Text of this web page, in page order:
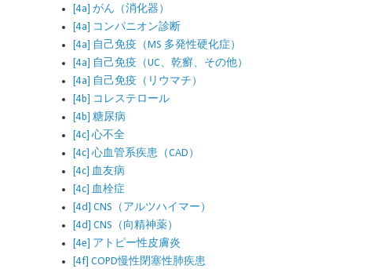
[4a] がん（消化器）
[4a] コンパニオン診断
[4a] 自己免疫（MS 多発性硬化症）
[4a] 自己免疫（UC、乾癬、その他）
[4a] 自己免疫（リウマチ）
[4b] コレステロール
[4b] 糖尿病
[4c] 心不全
[4c] 心血管系疾患（CAD）
[4c] 血友病
[4c] 血栓症
[4d] CNS（アルツハイマー）
[4d] CNS（向精神薬）
[4e] アトピー性皮膚炎
[4f] COPD慢性閉塞性肺疾患